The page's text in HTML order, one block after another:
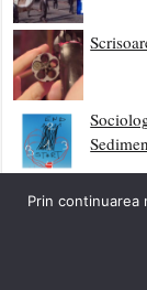
Prin continuarea